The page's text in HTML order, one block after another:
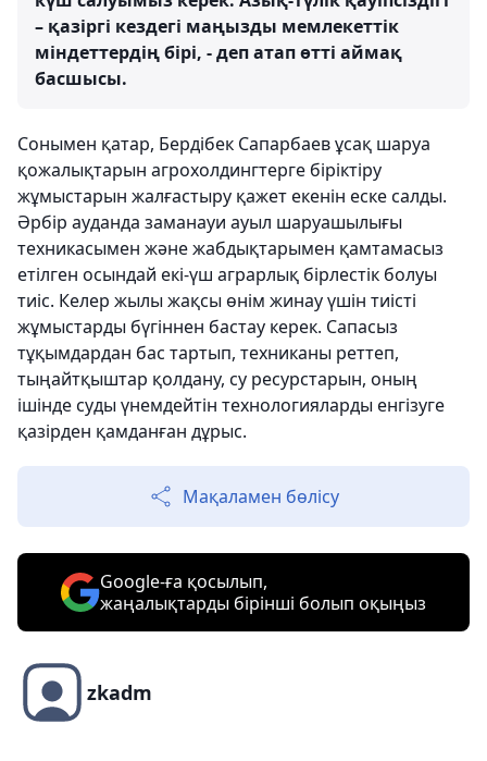
– қазіргі кездегі маңызды мемлекеттік
міндеттердің бірі, - деп атап өтті аймақ
басшысы.
Сонымен қатар, Бердібек Сапарбаев ұсақ шаруа
қожалықтарын агрохолдингтерге біріктіру
жұмыстарын жалғастыру қажет екенін еске салды.
Әрбір ауданда заманауи ауыл шаруашылығы
техникасымен және жабдықтарымен қамтамасыз
етілген осындай екі-үш аграрлық бірлестік болуы
тиіс. Келер жылы жақсы өнім жинау үшін тиісті
жұмыстарды бүгіннен бастау керек. Сапасыз
тұқымдардан бас тартып, техниканы реттеп,
тыңайтқыштар қолдану, су ресурстарын, оның
ішінде суды үнемдейтін технологияларды енгізуге
қазірден қамданған дұрыс.
Мақаламен бөлісу
Google-ға қосылып,
жаңалықтарды бірінші болып оқыңыз
zkadm